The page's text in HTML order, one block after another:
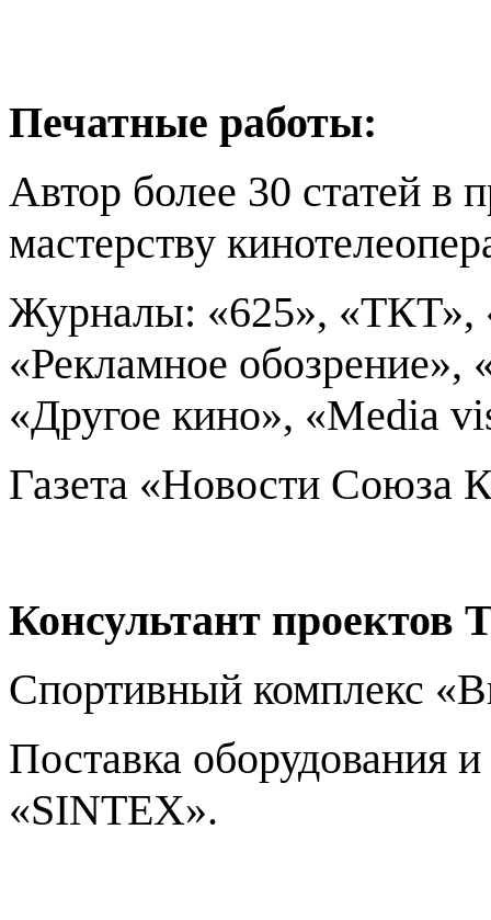
Печатные работы:
Автор более 30 статей в
мастерству
Журналы: «625», «ТКТ»,
«Рекламное обозрение»,
«Другое кино», «Media
Газета «Новости Союза
Консультант проектов
Спортивный комплекс
Поставка оборудования
«SINTEX».